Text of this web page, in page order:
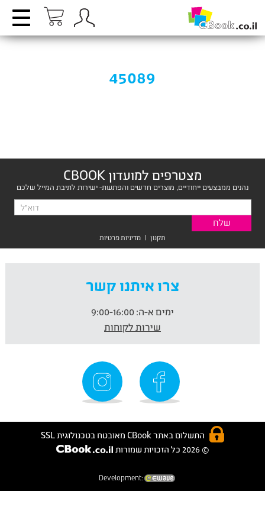
45089
מצטרפים למועדון CBOOK
נהנים ממבצעים ייחודיים, מוצרים חדשים והפתעות- ישירות לתיבת המייל שלכם
תקנון | מדיניות פרטיות
צרו איתנו קשר
ימים א-ה:
שירות לקוחות
התשלום באתר CBook מאובטח בטכנולוגית SSL
© 2026 כל הזכויות שמורות
Development: